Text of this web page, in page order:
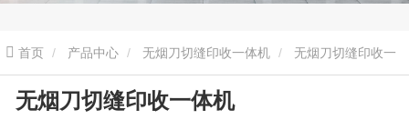
首页 产品中心 无烟刀切缝印收一体机
体机
无烟刀切缝印收一体机